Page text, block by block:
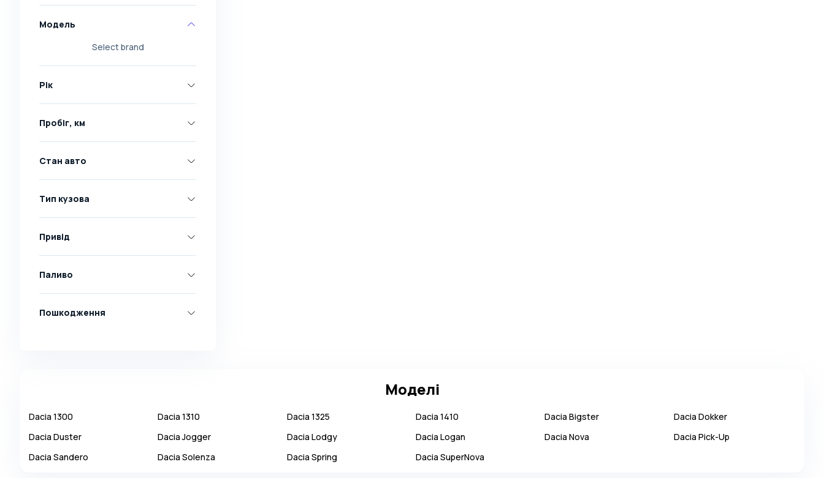
Mitsubishi
Opel
Skoda
Volkswagen
Abarth
AC
Acura
Adler
Alfa Romeo
Apal
Модель
Select brand
Рік
Пробіг, км
Стан авто
Тип кузова
Привід
Паливо
Пошкодження
Моделі
Dacia 1300 Dacia 1310 Dacia 1325 Dacia 1410 Dacia Bigster Dacia Dokker
Dacia Duster Dacia Jogger Dacia Lodgy Dacia Logan Dacia Nova Dacia Pick-Up
Dacia Sandero Dacia Solenza Dacia Spring Dacia SuperNova